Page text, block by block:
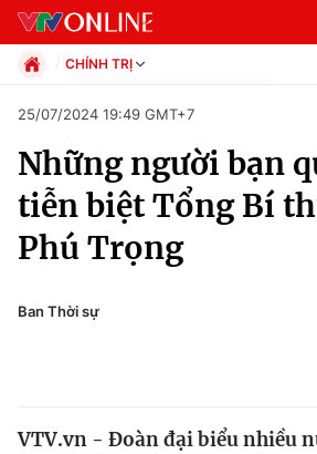
Chuyên mục
Chính trị
CHÍNH TRỊ
Xã hội
Pháp luật
Kinh tế
Thể thao
Truyền hình
Văn hóa - Giải trí
Đời sống
25/07/2024 19:49 GMT+7
Những người bạn
tiễn biệt Tổng Bí
Phú Trọng
Ban Thời sự
VTV.vn - Đoàn đại biểu nhiều